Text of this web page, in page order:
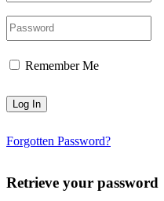
Remember Me
Forgotten Password?
Retrieve your password